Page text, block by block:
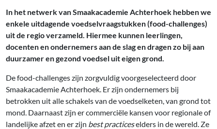
In het netwerk van Smaakacademie Achterhoek hebben we
enkele uitdagende voedselvraagstukken (food-challenges)
uit de regio verzameld. Hiermee kunnen leerlingen,
docenten en ondernemers aan de slag en dragen zo bij aan
duurzamer en gezond voedsel uit eigen grond.
De food-challenges zijn zorgvuldig voorgeselecteerd door
Smaakacademie Achterhoek. Er zijn ondernemers bij
betrokken uit alle schakels van de voedselketen, van grond tot
mond. Daarnaast zijn er commerciële kansen voor regionale of
landelijke afzet en er zijn best practiceselders in de wereld. Ze